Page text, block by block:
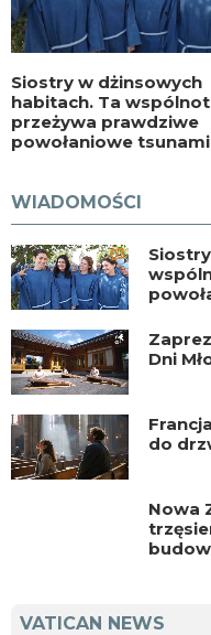
Siostry w dżinsowych
habitach. Ta
przeżywa prawdziwe
powołaniowe tsunami
WIADOMOŚCI
Dni
do
Nowa
VATICAN NEWS